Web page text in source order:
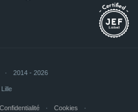
2014 - 2026
Confidentialité Cookies